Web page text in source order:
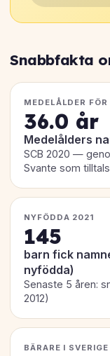
Snabbfakta
MEDELÅLDER
36.0 år
Medelålders
SCB 2020 —
Svante som
NYFÖDDA 2021
145
barn fick
nyfödda)
Senaste 5 åren:
2012)
BÄRARE I